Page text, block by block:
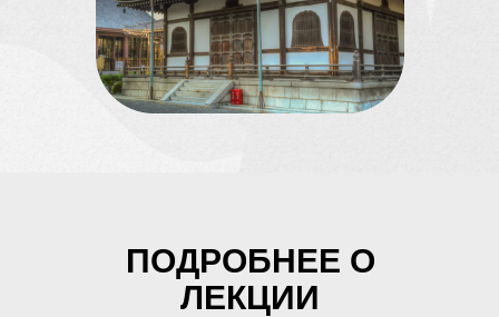
ПОДРОБНЕЕ О
ЛЕКЦИИ